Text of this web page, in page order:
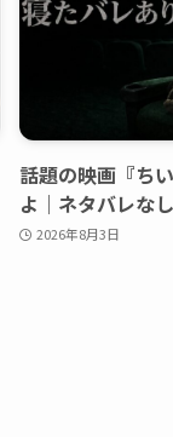
話題の映画『ち
よ｜ネタバレな
2026年8月3日